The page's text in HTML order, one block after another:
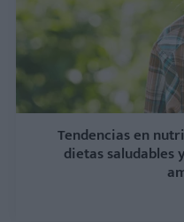
Tendencias en
dietas saludables